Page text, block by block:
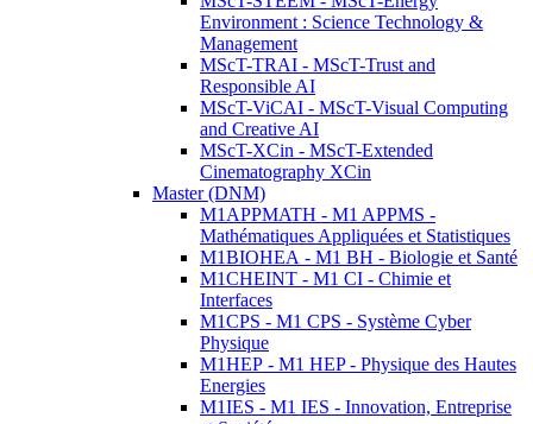
Environment : Science Technology &
Management
MScT-TRAI - MScT-Trust and
Responsible AI
MScT-ViCAI - MScT-Visual Computing
and Creative AI
MScT-XCin - MScT-Extended
Cinematography XCin
Master (DNM)
M1APPMATH - M1 APPMS -
Mathématiques Appliquées et Statistiques
M1BIOHEA - M1 BH - Biologie et Santé
M1CHEINT - M1 CI - Chimie et
Interfaces
M1CPS - M1 CPS - Système Cyber
Physique
M1HEP - M1 HEP - Physique des Hautes
Energies
M1IES - M1 IES - Innovation, Entreprise